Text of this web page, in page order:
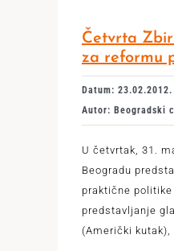
Četvrta
za reformu
Datum: 23.02.2012.
Autor: Beogradski
U četvrtak, 31.
Beogradu
praktične
predstavljanje
(Američki kutak),